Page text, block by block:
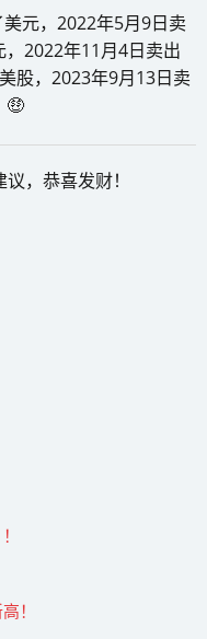
元，2022年5月9日卖
2022年11月4日卖出
股，2023年9月13日卖
🤑
，恭喜发财！
！